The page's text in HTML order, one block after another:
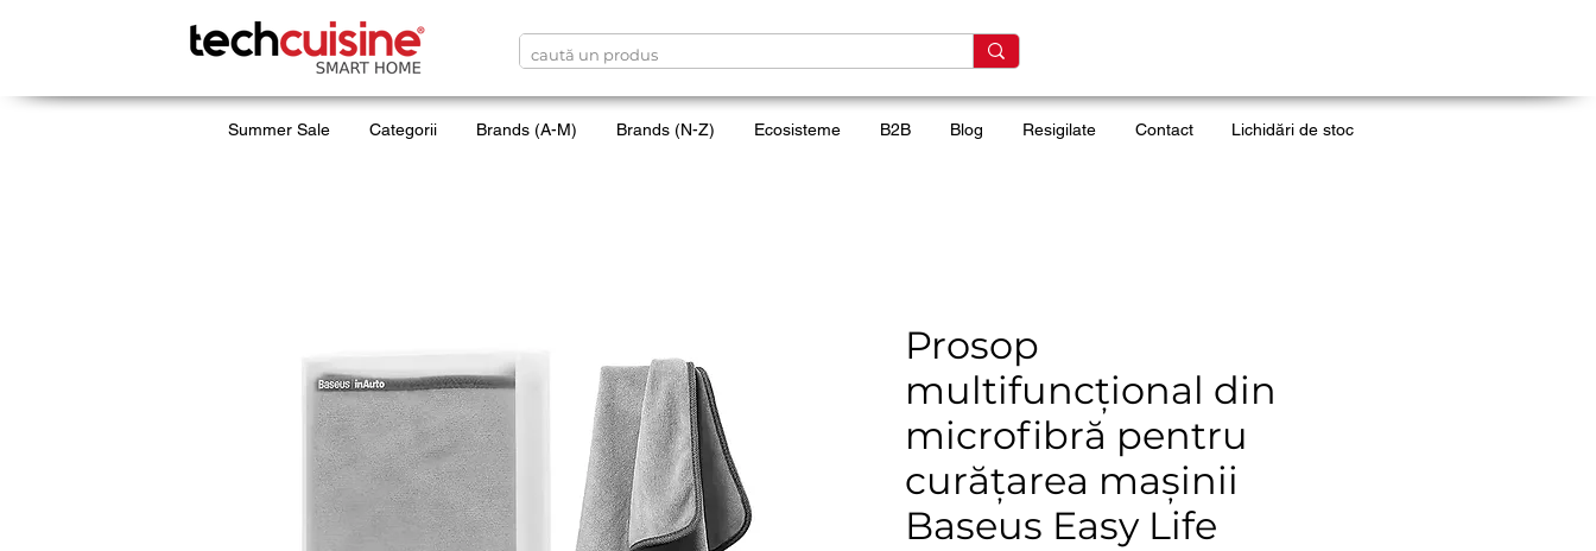
Summer Sale Categorii Brands (A-M) Brands (N-Z) Ecosisteme B2B Blog Resigilate Contact Lichidări de stoc
Prosop
multifuncțional din
microfibră pentru
curățarea mașinii
Baseus Easy Life